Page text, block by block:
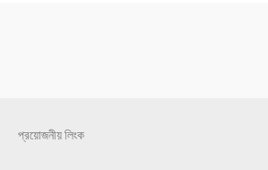
প্রয়োজনীয় লিংক